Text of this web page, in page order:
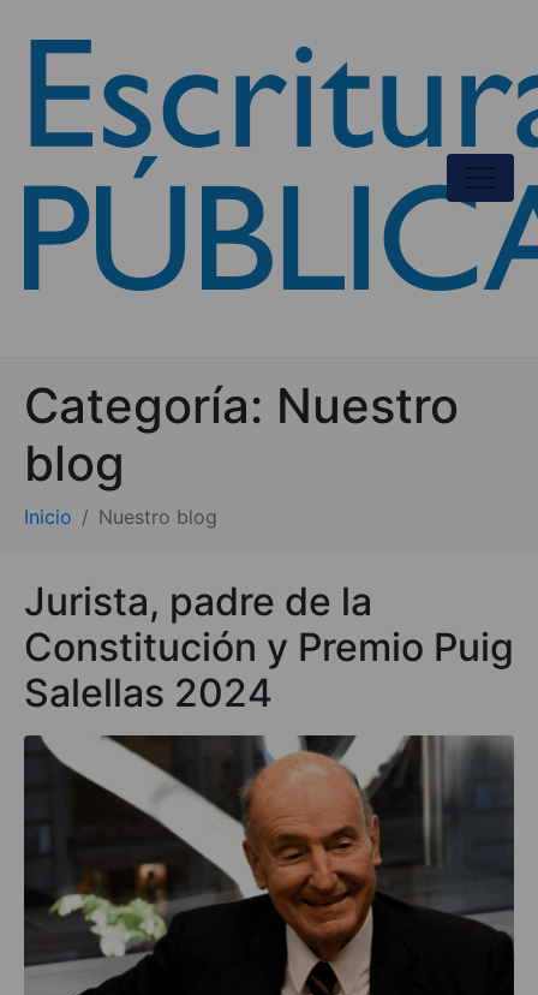
Categoría: Nuestro
blog
Inicio Nuestro blog
Jurista, padre de la
Constitución y Premio Puig
Salellas 2024